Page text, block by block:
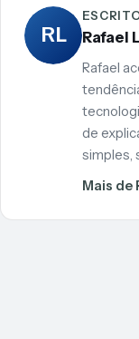
RL Rafael
Rafael
de
simples,
Mais de